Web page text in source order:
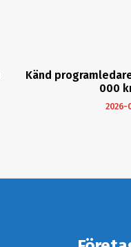
Känd
000
2026-